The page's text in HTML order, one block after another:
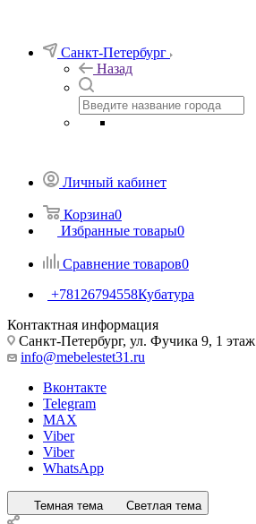
Санкт-Петербург
Назад
Личный кабинет
Корзина0
Избранные товары0
Сравнение товаров0
+78126794558Кубатура
Контактная информация
Санкт-Петербург, ул. Фучика 9, 1 этаж
info@mebelestet31.ru
Вконтакте
Telegram
MAX
Viber
Viber
WhatsApp
Темная тема Светлая тема